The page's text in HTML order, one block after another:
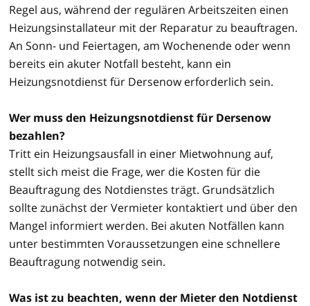
Regel aus, während der regulären Arbeitszeiten einen
Heizungsinstallateur mit der Reparatur zu beauftragen.
An Sonn- und Feiertagen, am Wochenende oder wenn
bereits ein akuter Notfall besteht, kann ein
Heizungsnotdienst für Dersenow erforderlich sein.
Wer muss den Heizungsnotdienst für Dersenow
bezahlen?
Tritt ein Heizungsausfall in einer Mietwohnung auf,
stellt sich meist die Frage, wer die Kosten für die
Beauftragung des Notdienstes trägt. Grundsätzlich
sollte zunächst der Vermieter kontaktiert und über den
Mangel informiert werden. Bei akuten Notfällen kann
unter bestimmten Voraussetzungen eine schnellere
Beauftragung notwendig sein.
Was ist zu beachten, wenn der Mieter den Notdienst